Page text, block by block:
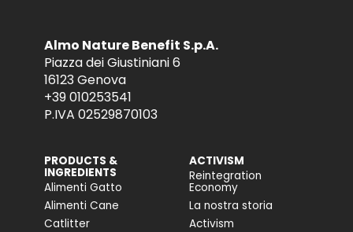
Almo Nature Benefit S.p.A.
Piazza dei Giustiniani 6
16123 Genova
+39 010253541
P.IVA 02529870103
PRODUCTS &
INGREDIENTS
Alimenti Gatto
Alimenti Cane
Catlitter
ACTIVISM
Reintegration
Economy
La nostra storia
Activism